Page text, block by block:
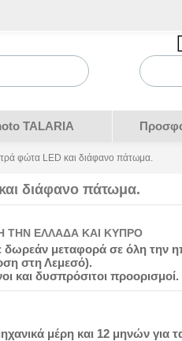
TALARIA
φώτα LED και διάφανο πάτωμα.
διάφανο πάτωμα.
ΤΗΝ ΕΛΛΆΔΑ ΚΑΙ ΚΎΠΡΟ
δωρεάν μεταφορά σε όλη την
στη Λεμεσό).
και δυσπρόσιτοι προορισμοί.
μέρη και 12 μηνών για